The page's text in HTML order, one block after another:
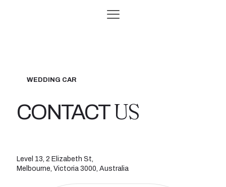
WEDDING CAR
CONTACTUS
Level 13, 2 Elizabeth St,
Melbourne, Victoria 3000, Australia